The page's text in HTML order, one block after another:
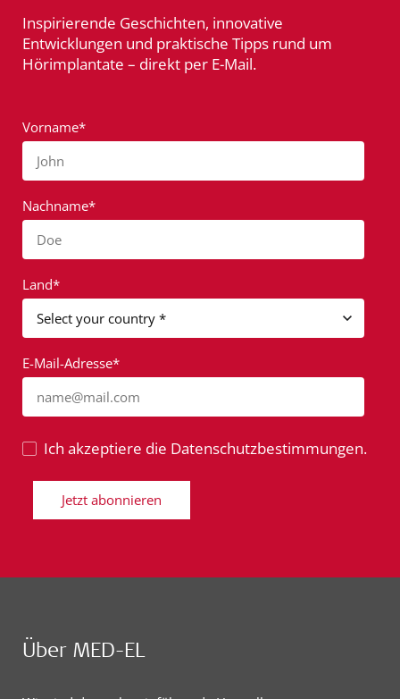
Inspirierende Geschichten, innovative
Entwicklungen und praktische Tipps rund um
Hörimplantate – direkt per E-Mail.
Vorname*
John
Nachname*
Doe
Land*
E-Mail-Adresse*
name@mail.com
Ich akzeptiere die Datenschutzbestimmungen.
Jetzt abonnieren
Über MED-EL